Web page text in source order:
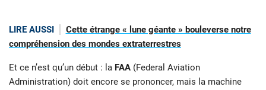
LIRE AUSSI
Cette étrange « lune géante » bouleverse notre
compréhension des mondes extraterrestres
Et ce n’est qu’un début : la FAA (Federal Aviation
Administration) doit encore se prononcer, mais la machine